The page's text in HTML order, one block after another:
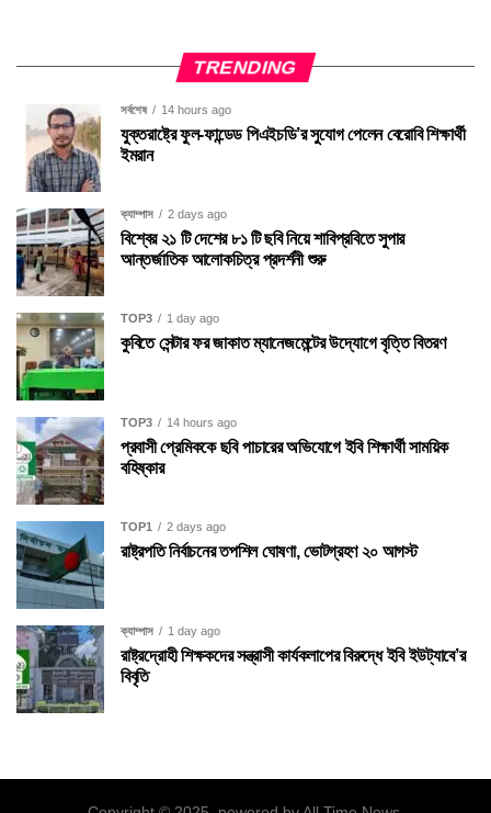
TRENDING
সর্বশেষ 14 hours ago
যুক্তরাষ্ট্রে ফুল-ফান্ডেড পিএইচডি’র সুযোগ পেলেন বেরোবি শিক্ষার্থী
ইমরান
ক্যাম্পাস 2 days ago
বিশ্বের ২১ টি দেশের ৮১ টি ছবি নিয়ে শাবিপ্রবিতে সুপার
আন্তর্জাতিক আলোকচিত্র প্রদর্শনী শুরু
TOP3 1 day ago
কুবিতে সেন্টার ফর জাকাত ম্যানেজমেন্টের উদ্যোগে বৃত্তি বিতরণ
TOP3 14 hours ago
প্রবাসী প্রেমিককে ছবি পাচারের অভিযোগে ইবি শিক্ষার্থী সাময়িক
বহিষ্কার
TOP1 2 days ago
রাষ্ট্রপতি নির্বাচনের তপশিল ঘোষণা, ভোটগ্রহণ ২০ আগস্ট
ক্যাম্পাস 1 day ago
রাষ্ট্রদ্রোহী শিক্ষকদের সন্ত্রাসী কার্যকলাপের বিরুদ্ধে ইবি ইউট্যাবে’র
বিবৃতি